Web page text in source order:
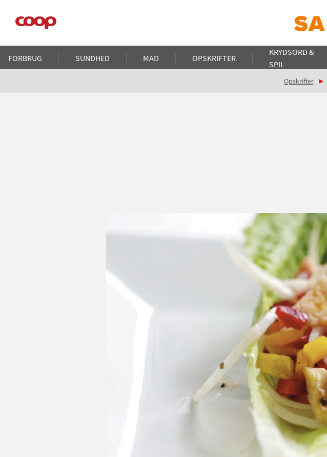
hovedindhold
Main
navigation
FORBRUG SUNDHED MAD OPSKRIFTER
KRYDSORD &
SPIL
Brødkrumme
Opskrifter